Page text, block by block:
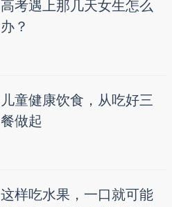
高考遇上那几天女生怎么
办？
儿童健康饮食，从吃好三
餐做起
这样吃水果，一口就可能